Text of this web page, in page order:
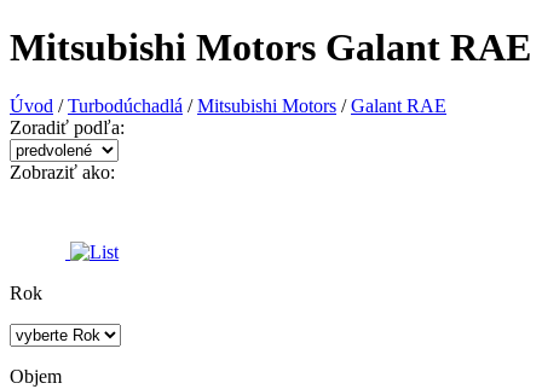
Mitsubishi Motors Galant RAE
Úvod / Turbodúchadlá / Mitsubishi Motors / Galant RAE
Zoradiť podľa:
Zobraziť ako:
Rok
Objem